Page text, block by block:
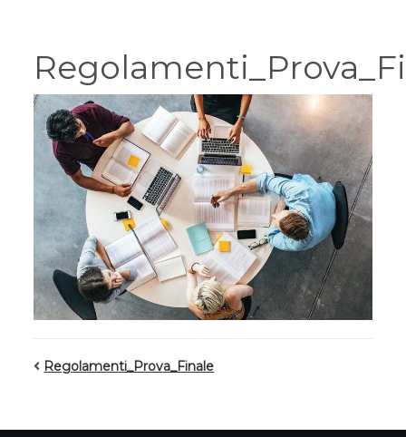
Regolamenti_Prova_Finale